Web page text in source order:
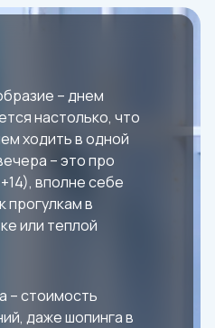
– днем
настолько, что
ходить в одной
– это про
вполне себе
прогулкам в
или теплой
– стоимость
даже шопинга в